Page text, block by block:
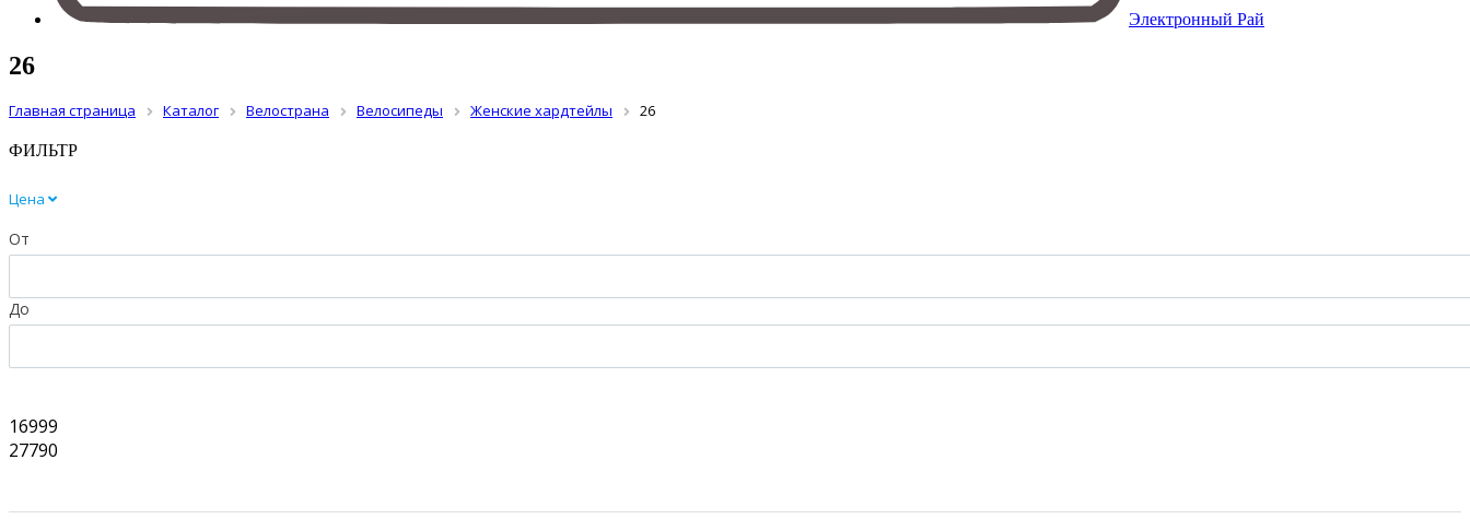
Электронный Рай
26
Главная страница Каталог Велострана Велосипеды Женские хардтейлы 26
ФИЛЬТР
Цена
От
До
16999
27790